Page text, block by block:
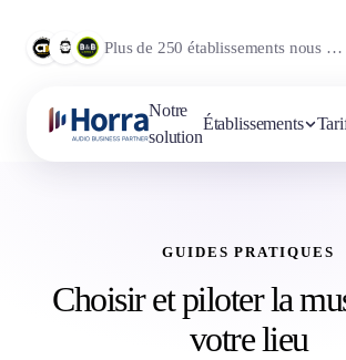
Plus de 250 établissements nous font déjà confiance.
Notre
solution
Établissements
GUIDES PRATIQUES
Choisir et piloter la
votre lieu